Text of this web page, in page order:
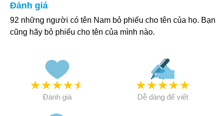
Đánh giá
92 những người có tên Nam bỏ phiếu cho tên của họ. Bạn
cũng hãy bỏ phiếu cho tên của mình nào.
★★★★★
Đánh giá
★★★★★
Dễ dàng để viết